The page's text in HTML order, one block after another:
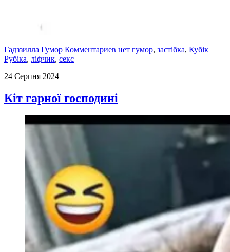
Гадззилла Гумор Комментариев нет гумор, застібка, Кубік
Рубіка, ліфчик, секс
24 Серпня 2024
Кіт гарної господині